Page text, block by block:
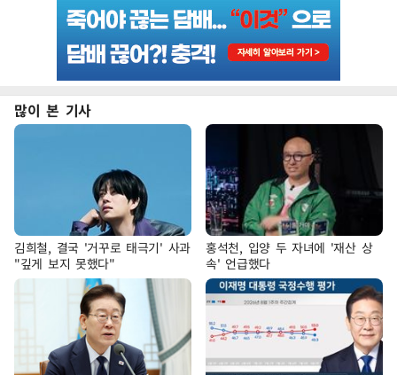
많이 본 기사
김희철, 결국 '거꾸로 태극기' 사과
"깊게 보지 못했다"
홍석천, 입양 두 자녀에 '재산 상
속' 언급했다